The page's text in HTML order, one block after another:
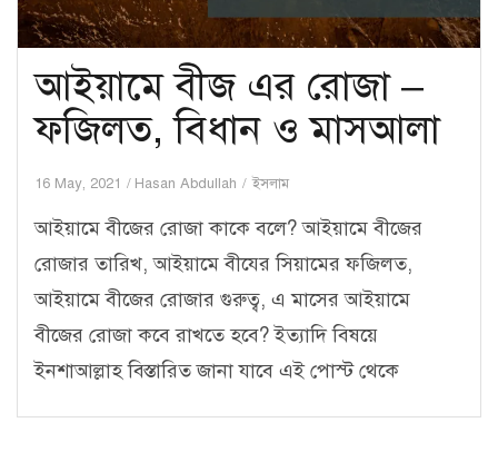
আইয়ামে বীজ এর রোজা –
ফজিলত, বিধান ও মাসআলা
16 May, 2021 Hasan Abdullah ইসলাম
আইয়ামে বীজের রোজা কাকে বলে? আইয়ামে বীজের
রোজার তারিখ, আইয়ামে বীযের সিয়ামের ফজিলত,
আইয়ামে বীজের রোজার গুরুত্ব, এ মাসের আইয়ামে
বীজের রোজা কবে রাখতে হবে? ইত্যাদি বিষয়ে
ইনশাআল্লাহ বিস্তারিত জানা যাবে এই পোস্ট থেকে